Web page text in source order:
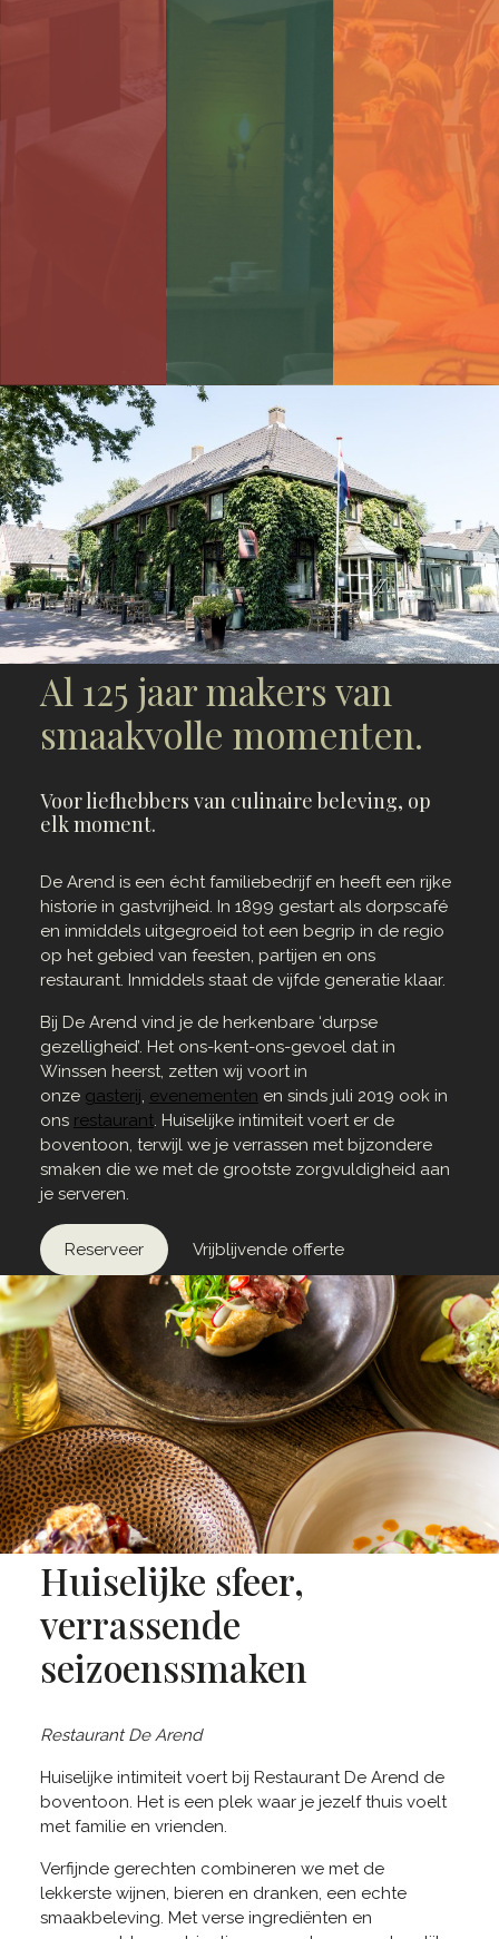
Al 125 jaar makers van
smaakvolle momenten.
Voor liefhebbers van culinaire beleving, op
elk moment.
De Arend is een écht familiebedrijf en heeft een rijke
historie in gastvrijheid. In 1899 gestart als dorpscafé
en inmiddels uitgegroeid tot een begrip in de regio
op het gebied van feesten, partijen en ons
restaurant. Inmiddels staat de vijfde generatie klaar.
Bij De Arend vind je de herkenbare ‘durpse
gezelligheid’. Het ons-kent-ons-gevoel dat in
Winssen heerst, zetten wij voort in
onze gasterij, evenementen en sinds juli 2019 ook in
ons restaurant. Huiselijke intimiteit voert er de
boventoon, terwijl we je verrassen met bijzondere
smaken die we met de grootste zorgvuldigheid aan
je serveren.
Reserveer Vrijblijvende offerte
Huiselijke sfeer,
verrassende
seizoenssmaken
Restaurant De Arend
Huiselijke intimiteit voert bij Restaurant De Arend de
boventoon. Het is een plek waar je jezelf thuis voelt
met familie en vrienden.
Verfijnde gerechten combineren we met de
lekkerste wijnen, bieren en dranken, een echte
smaakbeleving. Met verse ingrediënten en